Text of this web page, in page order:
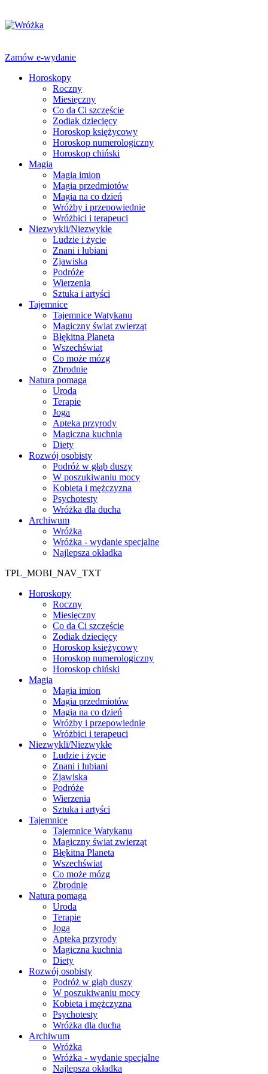
Zamów e-wydanie
Horoskopy
Roczny
Miesięczny
Co da Ci szczęście
Zodiak dziecięcy
Horoskop księżycowy
Horoskop numerologiczny
Horoskop chiński
Magia
Magia imion
Magia przedmiotów
Magia na co dzień
Wróżby i przepowiednie
Wróżbici i terapeuci
Niezwykli/Niezwykłe
Ludzie i życie
Znani i lubiani
Zjawiska
Podróże
Wierzenia
Sztuka i artyści
Tajemnice
Tajemnice Watykanu
Magiczny świat zwierząt
Błękitna Planeta
Wszechświat
Co może mózg
Zbrodnie
Natura pomaga
Uroda
Terapie
Joga
Apteka przyrody
Magiczna kuchnia
Diety
Rozwój osobisty
Podróż w głąb duszy
W poszukiwaniu mocy
Kobieta i mężczyzna
Psychotesty
Wróżka dla ducha
Archiwum
Wróżka
Wróżka - wydanie specjalne
Najlepsza okładka
TPL_MOBI_NAV_TXT
Horoskopy
Roczny
Miesięczny
Co da Ci szczęście
Zodiak dziecięcy
Horoskop księżycowy
Horoskop numerologiczny
Horoskop chiński
Magia
Magia imion
Magia przedmiotów
Magia na co dzień
Wróżby i przepowiednie
Wróżbici i terapeuci
Niezwykli/Niezwykłe
Ludzie i życie
Znani i lubiani
Zjawiska
Podróże
Wierzenia
Sztuka i artyści
Tajemnice
Tajemnice Watykanu
Magiczny świat zwierząt
Błękitna Planeta
Wszechświat
Co może mózg
Zbrodnie
Natura pomaga
Uroda
Terapie
Joga
Apteka przyrody
Magiczna kuchnia
Diety
Rozwój osobisty
Podróż w głąb duszy
W poszukiwaniu mocy
Kobieta i mężczyzna
Psychotesty
Wróżka dla ducha
Archiwum
Wróżka
Wróżka - wydanie specjalne
Najlepsza okładka